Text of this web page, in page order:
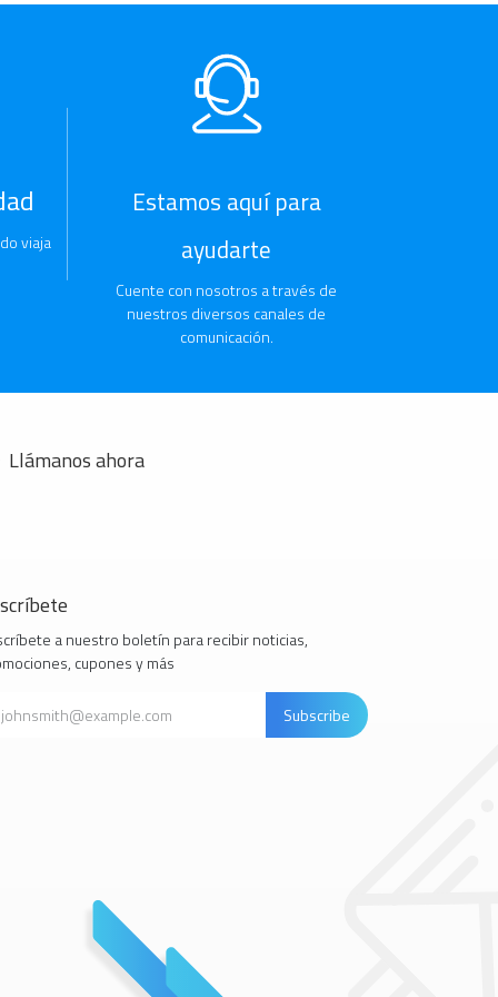
viaja
Estamos aquí para
ayudarte
Cuente con nosotros a través de
nuestros diversos canales de
comunicación.
Llámanos ahora
a nuestro boletín para recibir noticias,
cupones y más
Subscribe